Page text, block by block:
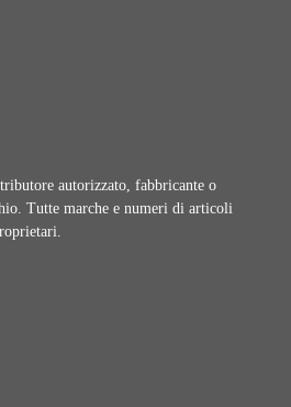
autorizzato, fabbricante o
Tutte marche e numeri di articoli